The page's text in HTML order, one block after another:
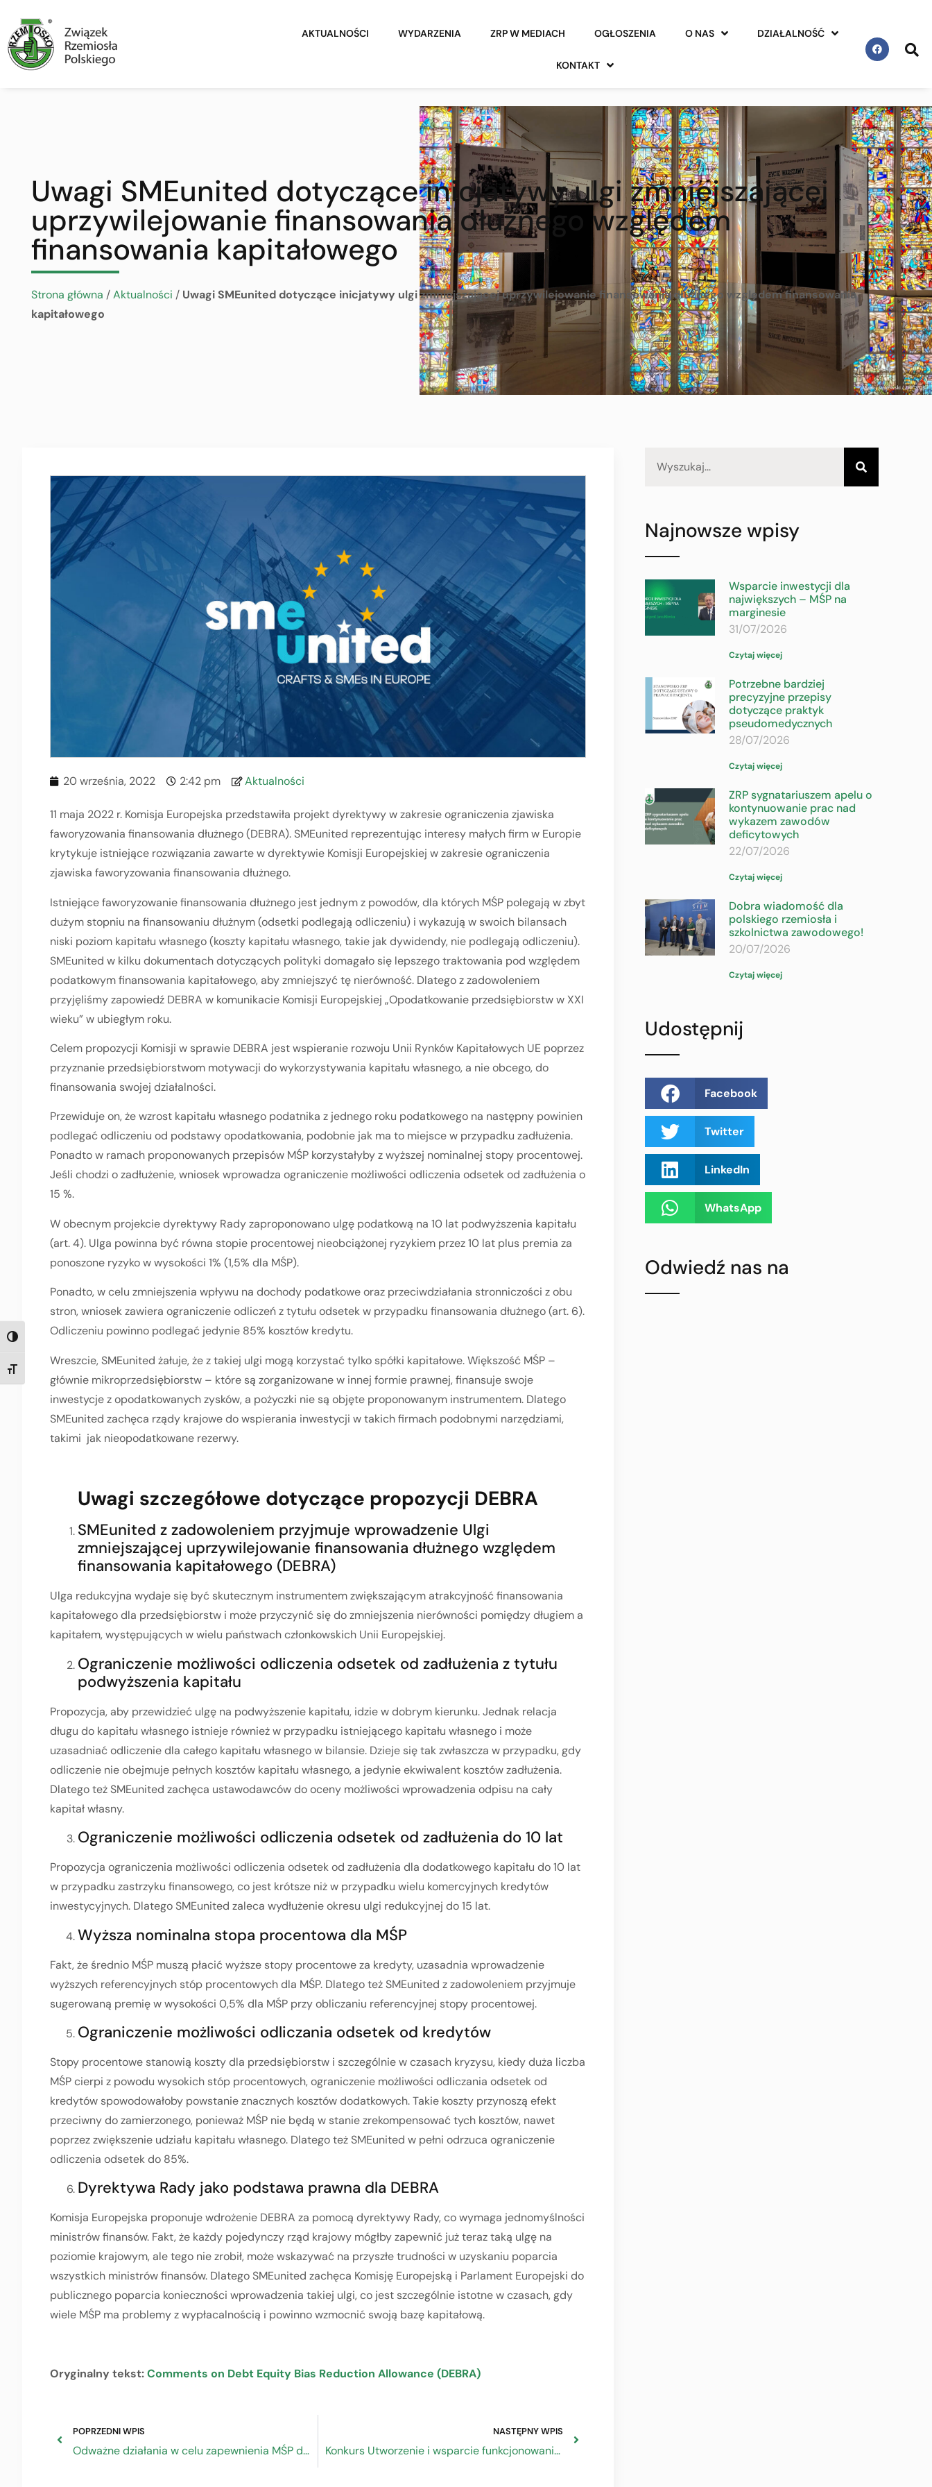
TOGGLE HIGH CONTRAST
TOGGLE FONT SIZE
AKTUALNOŚCI WYDARZENIA ZRP W MEDIACH OGŁOSZENIA O NAS DZIAŁALNOŚĆ
KONTAKT
Uwagi SMEunited dotyczące inicjatywy ulgi zmniejszającej
uprzywilejowanie finansowania dłużnego względem
finansowania kapitałowego
Strona główna /Aktualności / Uwagi SMEunited dotyczące inicjatywy ulgi zmniejszającej uprzywilejowanie finansowania dłużnego względem finansowania
kapitałowego
20 września, 2022 2:42 pm Aktualności
11 maja 2022 r. Komisja Europejska przedstawiła projekt dyrektywy w zakresie ograniczenia zjawiska
faworyzowania finansowania dłużnego (DEBRA). SMEunited reprezentując interesy małych firm w Europie
krytykuje istniejące rozwiązania zawarte w dyrektywie Komisji Europejskiej w zakresie ograniczenia
zjawiska faworyzowania finansowania dłużnego.
Istniejące faworyzowanie finansowania dłużnego jest jednym z powodów, dla których MŚP polegają w zbyt
dużym stopniu na finansowaniu dłużnym (odsetki podlegają odliczeniu) i wykazują w swoich bilansach
niski poziom kapitału własnego (koszty kapitału własnego, takie jak dywidendy, nie podlegają odliczeniu).
SMEunited w kilku dokumentach dotyczących polityki domagało się lepszego traktowania pod względem
podatkowym finansowania kapitałowego, aby zmniejszyć tę nierówność. Dlatego z zadowoleniem
przyjęliśmy zapowiedź DEBRA w komunikacie Komisji Europejskiej „Opodatkowanie przedsiębiorstw w XXI
wieku” w ubiegłym roku.
Celem propozycji Komisji w sprawie DEBRA jest wspieranie rozwoju Unii Rynków Kapitałowych UE poprzez
przyznanie przedsiębiorstwom motywacji do wykorzystywania kapitału własnego, a nie obcego, do
finansowania swojej działalności.
Przewiduje on, że wzrost kapitału własnego podatnika z jednego roku podatkowego na następny powinien
podlegać odliczeniu od podstawy opodatkowania, podobnie jak ma to miejsce w przypadku zadłużenia.
Ponadto w ramach proponowanych przepisów MŚP korzystałyby z wyższej nominalnej stopy procentowej.
Jeśli chodzi o zadłużenie, wniosek wprowadza ograniczenie możliwości odliczenia odsetek od zadłużenia o
15 %.
W obecnym projekcie dyrektywy Rady zaproponowano ulgę podatkową na 10 lat podwyższenia kapitału
(art. 4). Ulga powinna być równa stopie procentowej nieobciążonej ryzykiem przez 10 lat plus premia za
ponoszone ryzyko w wysokości 1% (1,5% dla MŚP).
Ponadto, w celu zmniejszenia wpływu na dochody podatkowe oraz przeciwdziałania stronniczości z obu
stron, wniosek zawiera ograniczenie odliczeń z tytułu odsetek w przypadku finansowania dłużnego (art. 6).
Odliczeniu powinno podlegać jedynie 85% kosztów kredytu.
Wreszcie, SMEunited żałuje, że z takiej ulgi mogą korzystać tylko spółki kapitałowe. Większość MŚP –
głównie mikroprzedsiębiorstw – które są zorganizowane w innej formie prawnej, finansuje swoje
inwestycje z opodatkowanych zysków, a pożyczki nie są objęte proponowanym instrumentem. Dlatego
SMEunited zachęca rządy krajowe do wspierania inwestycji w takich firmach podobnymi narzędziami,
takimi jak nieopodatkowane rezerwy.
Uwagi szczegółowe dotyczące propozycji DEBRA
SMEunited z zadowoleniem przyjmuje wprowadzenie Ulgi
zmniejszającej uprzywilejowanie finansowania dłużnego względem
finansowania kapitałowego (DEBRA)
Ulga redukcyjna wydaje się być skutecznym instrumentem zwiększającym atrakcyjność finansowania
kapitałowego dla przedsiębiorstw i może przyczynić się do zmniejszenia nierówności pomiędzy długiem a
kapitałem, występujących w wielu państwach członkowskich Unii Europejskiej.
Ograniczenie możliwości odliczenia odsetek od zadłużenia z tytułu
podwyższenia kapitału
Propozycja, aby przewidzieć ulgę na podwyższenie kapitału, idzie w dobrym kierunku. Jednak relacja
długu do kapitału własnego istnieje również w przypadku istniejącego kapitału własnego i może
uzasadniać odliczenie dla całego kapitału własnego w bilansie. Dzieje się tak zwłaszcza w przypadku, gdy
odliczenie nie obejmuje pełnych kosztów kapitału własnego, a jedynie ekwiwalent kosztów zadłużenia.
Dlatego też SMEunited zachęca ustawodawców do oceny możliwości wprowadzenia odpisu na cały
kapitał własny.
Ograniczenie możliwości odliczenia odsetek od zadłużenia do 10 lat
Propozycja ograniczenia możliwości odliczenia odsetek od zadłużenia dla dodatkowego kapitału do 10 lat
w przypadku zastrzyku finansowego, co jest krótsze niż w przypadku wielu komercyjnych kredytów
inwestycyjnych. Dlatego SMEunited zaleca wydłużenie okresu ulgi redukcyjnej do 15 lat.
Wyższa nominalna stopa procentowa dla MŚP
Fakt, że średnio MŚP muszą płacić wyższe stopy procentowe za kredyty, uzasadnia wprowadzenie
wyższych referencyjnych stóp procentowych dla MŚP. Dlatego też SMEunited z zadowoleniem przyjmuje
sugerowaną premię w wysokości 0,5% dla MŚP przy obliczaniu referencyjnej stopy procentowej.
Ograniczenie możliwości odliczania odsetek od kredytów
Stopy procentowe stanowią koszty dla przedsiębiorstw i szczególnie w czasach kryzysu, kiedy duża liczba
MŚP cierpi z powodu wysokich stóp procentowych, ograniczenie możliwości odliczania odsetek od
kredytów spowodowałoby powstanie znacznych kosztów dodatkowych. Takie koszty przynoszą efekt
przeciwny do zamierzonego, ponieważ MŚP nie będą w stanie zrekompensować tych kosztów, nawet
poprzez zwiększenie udziału kapitału własnego. Dlatego też SMEunited w pełni odrzuca ograniczenie
odliczenia odsetek do 85%.
Dyrektywa Rady jako podstawa prawna dla DEBRA
Komisja Europejska proponuje wdrożenie DEBRA za pomocą dyrektywy Rady, co wymaga jednomyślności
ministrów finansów. Fakt, że każdy pojedynczy rząd krajowy mógłby zapewnić już teraz taką ulgę na
poziomie krajowym, ale tego nie zrobił, może wskazywać na przyszłe trudności w uzyskaniu poparcia
wszystkich ministrów finansów. Dlatego SMEunited zachęca Komisję Europejską i Parlament Europejski do
publicznego poparcia konieczności wprowadzenia takiej ulgi, co jest szczególnie istotne w czasach, gdy
wiele MŚP ma problemy z wypłacalnością i powinno wzmocnić swoją bazę kapitałową.
Oryginalny tekst:Comments on Debt Equity Bias Reduction Allowance (DEBRA)
POPRZEDNI WPIS
Odważne działania w celu zapewnienia MŚP dostępu do energii po przystępnych cenach
NASTĘPNY WPIS
Konkurs Utworzenie i wsparcie funkcjonowania 120 branżowych centrów umiejętności (BCU)
Najnowsze wpisy
Wsparcie inwestycji dla
największych – MŚP na
marginesie
31/07/2026
Czytaj więcej
Potrzebne bardziej
precyzyjne przepisy
dotyczące praktyk
pseudomedycznych
28/07/2026
Czytaj więcej
ZRP sygnatariuszem apelu o
kontynuowanie prac nad
wykazem zawodów
deficytowych
22/07/2026
Czytaj więcej
Dobra wiadomość dla
polskiego rzemiosła i
szkolnictwa zawodowego!
20/07/2026
Czytaj więcej
Udostępnij
Facebook
Twitter
LinkedIn
WhatsApp
Odwiedź nas na